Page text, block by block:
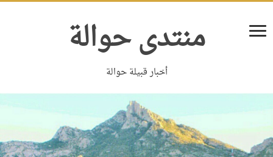
منتدى حوالة
أخبار قبيلة حوالة